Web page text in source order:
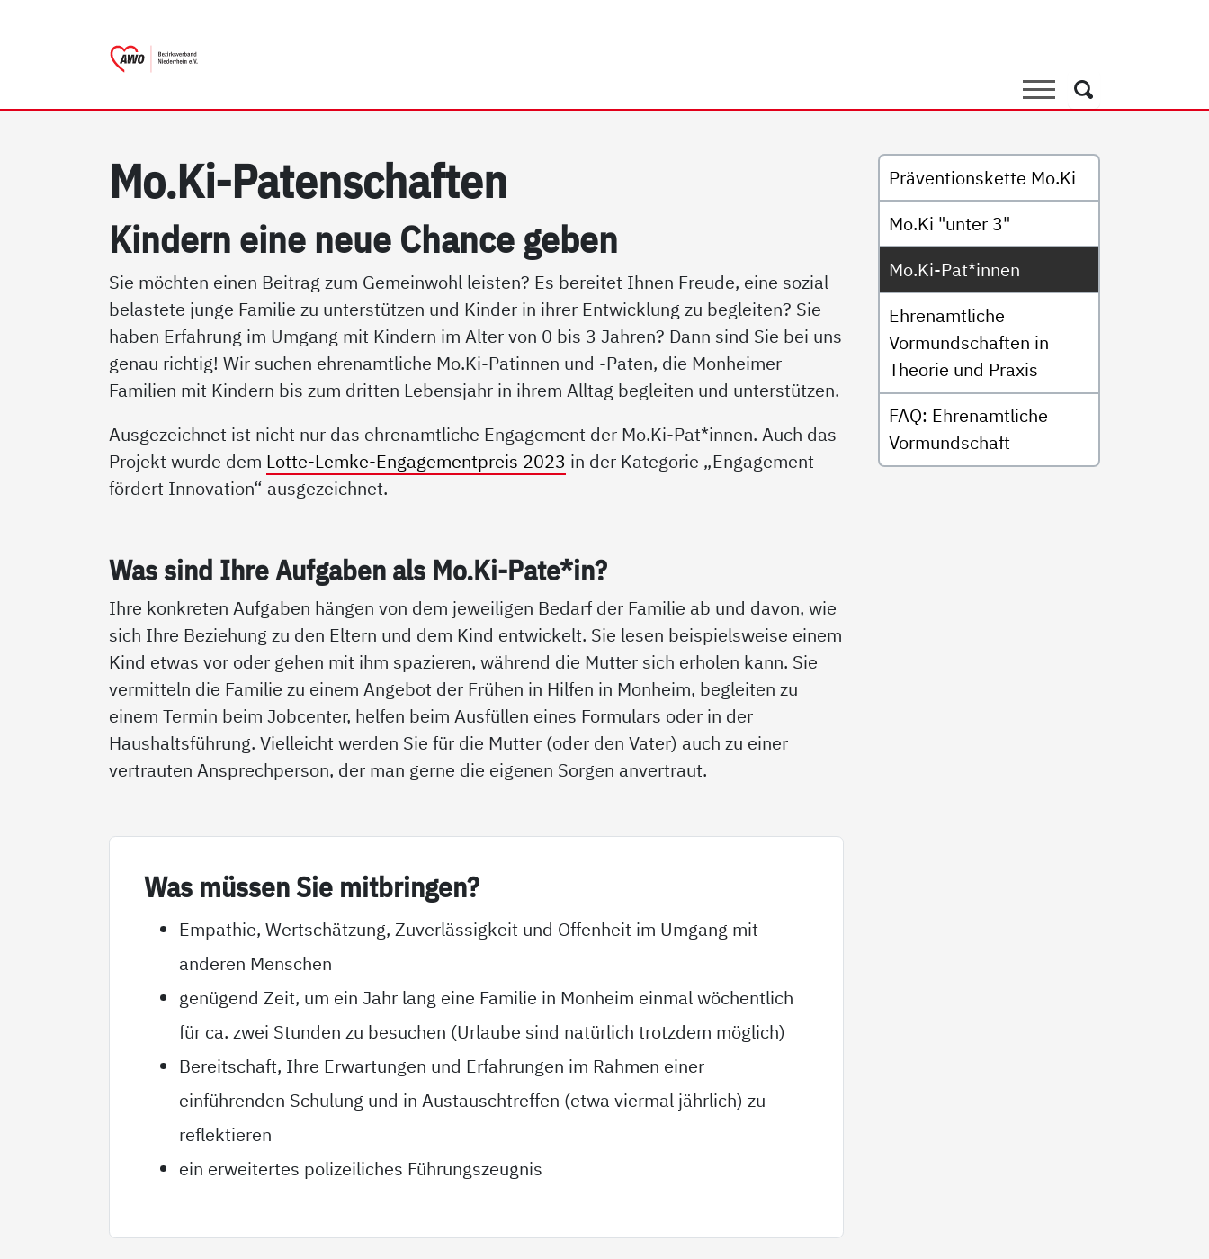
Suche
Suche
Mo.Ki-Pa­ten­schaf­ten
Kin­dern ei­ne neue Chan­ce ge­ben
Sie möchten einen Beitrag zum Gemeinwohl leisten? Es bereitet Ihnen Freude, eine sozial
belastete junge Familie zu unterstützen und Kinder in ihrer Entwicklung zu begleiten? Sie
haben Erfahrung im Umgang mit Kindern im Alter von 0 bis 3 Jahren? Dann sind Sie bei uns
genau richtig! Wir suchen ehrenamtliche Mo.Ki-Patinnen und -Paten, die Monheimer
Familien mit Kindern bis zum dritten Lebensjahr in ihrem Alltag begleiten und unterstützen.
Ausgezeichnet ist nicht nur das ehrenamtliche Engagement der Mo.Ki-Pat*innen. Auch das
Projekt wurde dem Lotte-Lemke-Engagementpreis 2023 in der Kategorie „Engagement
fördert Innovation“ ausgezeichnet.
Was sind Ih­re Auf­ga­ben als Mo.Ki-Pa­te*in?
Ihre konkreten Aufgaben hängen von dem jeweiligen Bedarf der Familie ab und davon, wie
sich Ihre Beziehung zu den Eltern und dem Kind entwickelt. Sie lesen beispielsweise einem
Kind etwas vor oder gehen mit ihm spazieren, während die Mutter sich erholen kann. Sie
vermitteln die Familie zu einem Angebot der Frühen in Hilfen in Monheim, begleiten zu
einem Termin beim Jobcenter, helfen beim Ausfüllen eines Formulars oder in der
Haushaltsführung. Vielleicht werden Sie für die Mutter (oder den Vater) auch zu einer
vertrauten Ansprechperson, der man gerne die eigenen Sorgen anvertraut.
Was müs­sen Sie mit­brin­gen?
Empathie, Wertschätzung, Zuverlässigkeit und Offenheit im Umgang mit
anderen Menschen
genügend Zeit, um ein Jahr lang eine Familie in Monheim einmal wöchentlich
für ca. zwei Stunden zu besuchen (Urlaube sind natürlich trotzdem möglich)
Bereitschaft, Ihre Erwartungen und Erfahrungen im Rahmen einer
einführenden Schulung und in Austauschtreffen (etwa viermal jährlich) zu
reflektieren
ein erweitertes polizeiliches Führungszeugnis
Untermenü
Präventionskette Mo.Ki
Mo.Ki "unter 3"
Mo.Ki-Pat*innen
Ehrenamtliche
Vormundschaften in
Theorie und Praxis
FAQ: Ehrenamtliche
Vormundschaft